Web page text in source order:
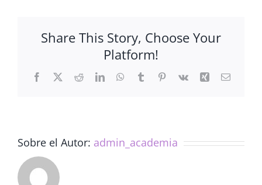
de
la
Health
Share This Story, Choose Your
Platform!
Facebook
X RedditLinkedInWhatsApp
TumblrPinterest
Vk Xing Correo
Sobre el Autor: admin_academia